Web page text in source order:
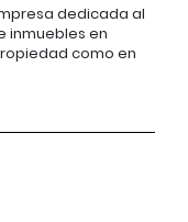
dedicada al
inmuebles en
como en